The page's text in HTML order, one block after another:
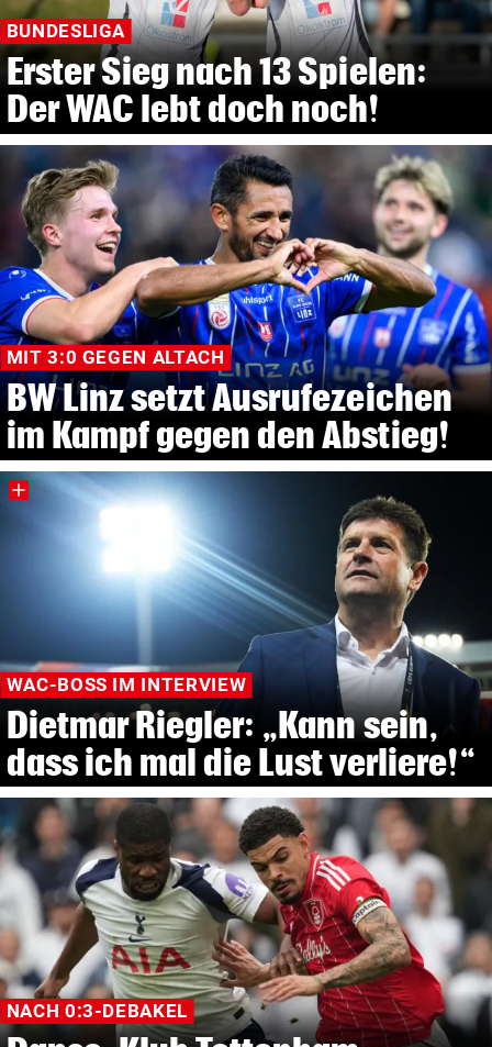
BUNDESLIGA
Erster Sieg nach 13 Spielen:
Der WAC lebt doch noch!
MIT 3:0 GEGEN ALTACH
BW Linz setzt Ausrufezeichen
im Kampf gegen den Abstieg!
WAC-BOSS IM INTERVIEW
Dietmar Riegler: „Kann sein,
dass ich mal die Lust verliere!“
NACH 0:3-DEBAKEL